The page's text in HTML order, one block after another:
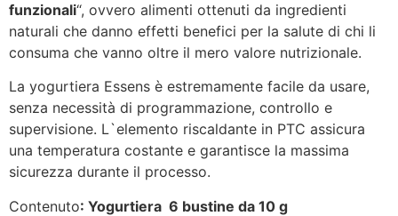
funzionali“, ovvero alimenti ottenuti da ingredienti
naturali che danno effetti benefici per la salute di chi li
consuma che vanno oltre il mero valore nutrizionale.
La yogurtiera Essens è estremamente facile da usare,
senza necessità di programmazione, controllo e
supervisione. L`elemento riscaldante in PTC assicura
una temperatura costante e garantisce la massima
sicurezza durante il processo.
Contenuto: Yogurtiera 6 bustine da 10 g